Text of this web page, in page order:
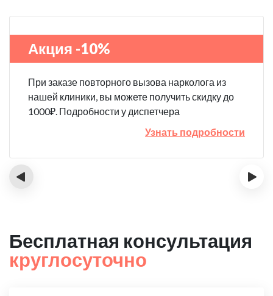
Акция -10%
При заказе повторного вызова нарколога из
нашей клиники, вы можете получить скидку до
1000₽. Подробности у диспетчера
Узнать подробности
‹ ›
Бесплатная консультация
круглосуточно